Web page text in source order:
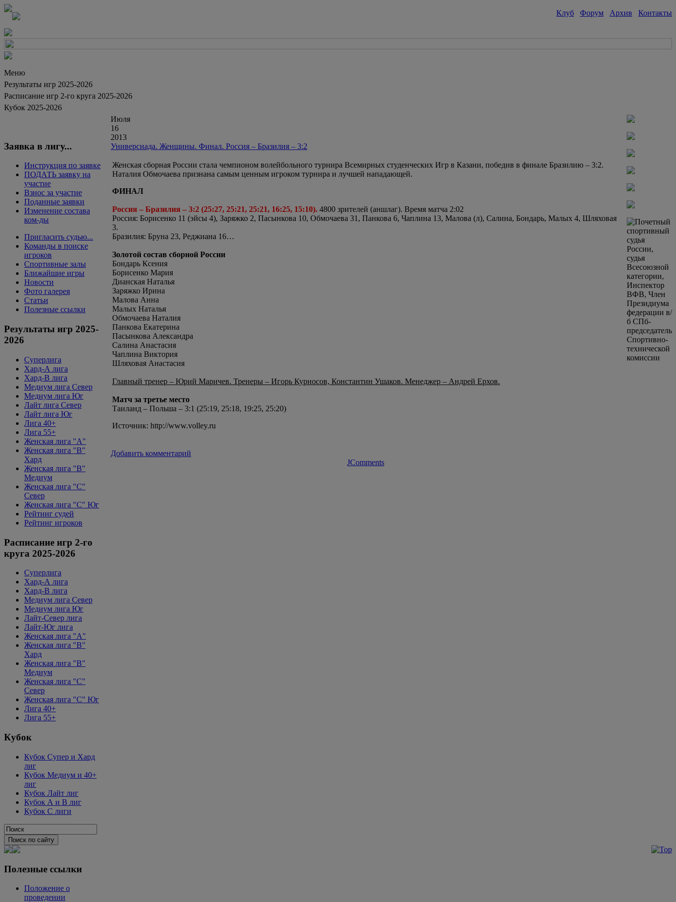
Клуб Форум Архив Контакты
Меню
Результаты игр 2025-2026
Расписание игр 2-го круга 2025-2026
Кубок 2025-2026
Заявка в лигу...
Инструкция по заявке
ПОДАТЬ заявку на
участие
Взнос за участие
Поданные заявки
Изменение состава
ком-ды
Пригласить судью...
Команды в поиске
игроков
Спортивные залы
Ближайшие игры
Новости
Фото галерея
Статьи
Полезные ссылки
Результаты игр 2025-
2026
Суперлига
Хард-А лига
Хард-В лига
Медиум лига Север
Медиум лига Юг
Лайт лига Север
Лайт лига Юг
Лига 40+
Лига 55+
Женская лига "A"
Женская лига "B"
Хард
Женская лига "B"
Медиум
Женская лига "С"
Север
Женская лига "С" Юг
Рейтинг судей
Рейтинг игроков
Расписание игр 2-го
круга 2025-2026
Суперлига
Хард-А лига
Хард-В лига
Медиум лига Север
Медиум лига Юг
Лайт-Север лига
Лайт-Юг лига
Женская лига "А"
Женская лига "В"
Хард
Женская лига "В"
Медиум
Женская лига "C"
Север
Женская лига "C" Юг
Лига 40+
Лига 55+
Кубок
Кубок Супер и Хард
лиг
Кубок Медиум и 40+
лиг
Кубок Лайт лиг
Кубок А и В лиг
Кубок С лиги
Июля
16
2013
Универсиада. Женщины. Финал. Россия – Бразилия – 3:2
Женская сборная России стала чемпионом волейбольного турнира Всемирных студенческих Игр в Казани, победив в финале Бразилию – 3:2.
Наталия Обмочаева признана самым ценным игроком турнира и лучшей нападающей.
ФИНАЛ
Россия – Бразилия – 3:2 (25:27, 25:21, 25:21, 16:25, 15:10). 4800 зрителей (аншлаг). Время матча 2:02
Россия: Борисенко 11 (эйсы 4), Заряжко 2, Пасынкова 10, Обмочаева 31, Панкова 6, Чаплина 13, Малова (л), Салина, Бондарь, Малых 4, Шляховая
3.
Бразилия: Бруна 23, Реджиана 16…
Золотой состав сборной России
Бондарь Ксения
Борисенко Мария
Дианская Наталья
Заряжко Ирина
Малова Анна
Малых Наталья
Обмочаева Наталия
Панкова Екатерина
Пасынкова Александра
Салина Анастасия
Чаплина Виктория
Шляховая Анастасия
Главный тренер – Юрий Маричев. Тренеры – Игорь Курносов, Константин Ушаков. Менеджер – Андрей Ерхов.
Матч за третье место
Таиланд – Польша – 3:1 (25:19, 25:18, 19:25, 25:20)
Источник: http://www.volley.ru
Добавить комментарий
JComments
Полезные ссылки
Положение о
проведении